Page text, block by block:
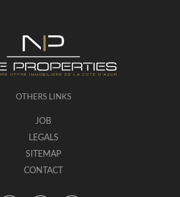
OTHERS LINKS
JOB
LEGALS
SITEMAP
CONTACT